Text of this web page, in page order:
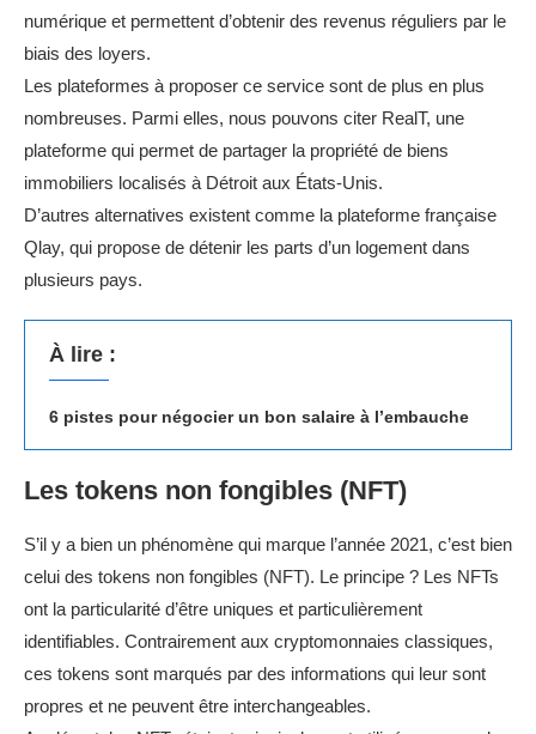
numérique et permettent d’obtenir des revenus réguliers par le
biais des loyers.
Les plateformes à proposer ce service sont de plus en plus
nombreuses. Parmi elles, nous pouvons citer RealT, une
plateforme qui permet de partager la propriété de biens
immobiliers localisés à Détroit aux États-Unis.
D’autres alternatives existent comme la plateforme française
Qlay, qui propose de détenir les parts d’un logement dans
plusieurs pays.
À lire :
6 pistes pour négocier un bon salaire à l’embauche
Les tokens non fongibles (NFT)
S’il y a bien un phénomène qui marque l’année 2021, c’est bien
celui des tokens non fongibles (NFT). Le principe ? Les NFTs
ont la particularité d’être uniques et particulièrement
identifiables. Contrairement aux cryptomonnaies classiques,
ces tokens sont marqués par des informations qui leur sont
propres et ne peuvent être interchangeables.